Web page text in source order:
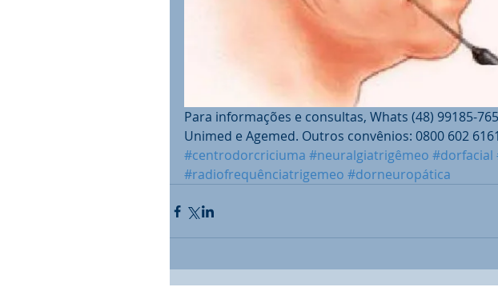
Para informações e consultas, Whats (48) 99185-
Unimed e Agemed. Outros convênios: 0800 602 6161
#centrodorcriciuma #neuralgiatrigêmeo #dorfacial
#radiofrequênciatrigemeo #dorneuropática